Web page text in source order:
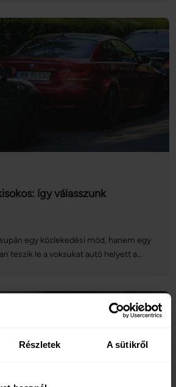
Részletek A sütikről
autót vásároljunk, érdemes
Szerencsére ma már rengeteg
ami segíti a tudatos döntést.
így válasszunk
egy közlekedési mód, hanem egy
teszik le a voksukat autó helyett a
– motorvásárlás esetén is
ha szeretnénk megtalálni az
a biztonságig rengeteg
vennünk, éppen ezért hoztunk